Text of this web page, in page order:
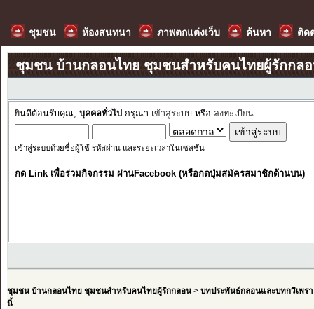
ชุมชน ห้องสนทนา ภาพตกแต่งเว็บ ค้นหา ติด
ชุมชน บ้านกลอนไทย ชุมชนสำหรับคนไทยผู้รักกล
ยินดีต้อนรับคุณ, บุคคลทั่วไป กรุณา เข้าสู่ระบบ หรือ ลงทะเบียน
เข้าสู่ระบบด้วยชื่อผู้ใช้ รหัสผ่าน และระยะเวลาในเซสชั่น
กด Link เพื่อร่วมกิจกรรม ผ่านFacebook (หรือกดปุ่มสมัครสมาชิกด้านบน)
ชุมชน บ้านกลอนไทย ชุมชนสำหรับคนไทยผู้รักกลอน> บทประพันธ์กลอนและบทกวีเพรา
นี้